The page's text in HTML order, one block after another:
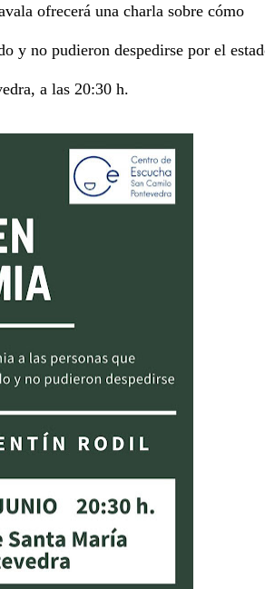
ofrecerá una charla sobre cómo
y no pudieron despedirse por el
a las 20:30 h.